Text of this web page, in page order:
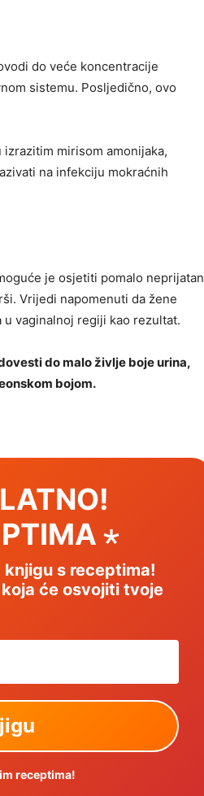
do veće koncentracije
sistemu. Posljedično, ovo
mirisom amonijaka,
​​na infekciju mokraćnih
je osjetiti pomalo neprijatan
Vrijedi napomenuti da žene
vaginalnoj regiji kao rezultat.
do malo življe boje urina,
bojom.
⋆
knjigu s receptima!
će osvojiti tvoje
receptima!